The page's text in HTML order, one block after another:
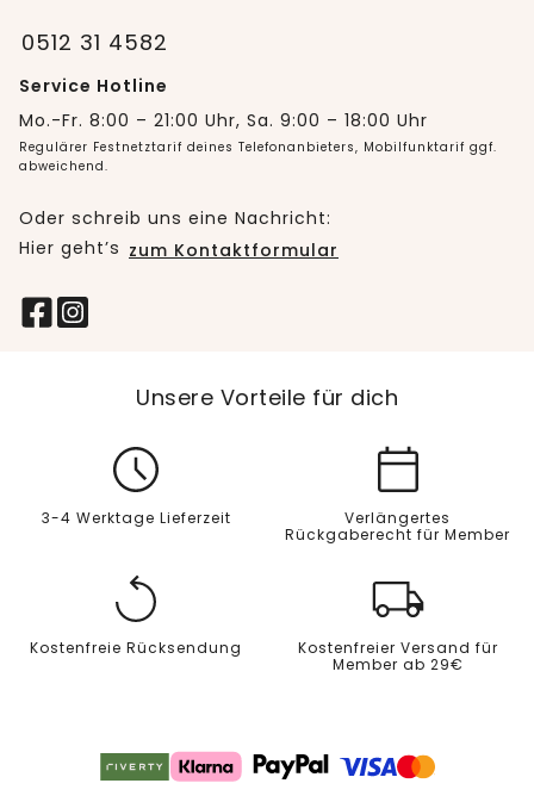
0512 31 4582
Service Hotline
Mo.-Fr. 8:00 – 21:00 Uhr, Sa. 9:00 – 18:00 Uhr
Regulärer Festnetztarif deines Telefonanbieters, Mobilfunktarif ggf.
abweichend.
Oder schreib uns eine Nachricht:
Hier geht’s zum Kontaktformular
Unsere Vorteile für dich
3-4 Werktage Lieferzeit
Verlängertes
Rückgaberecht für Member
Kostenfreie Rücksendung
Kostenfreier Versand für
Member ab 29€